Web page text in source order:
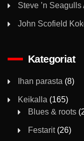
Steve ’n Seagulls
John Scofield
Kategoriat
Ihan parasta (8)
Keikalla (165)
Blues & roots
Festarit(26)